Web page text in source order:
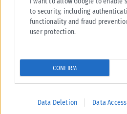
to security, including
functionality and fraud
user protection.
CONFIRM
Data Deletion Data Access